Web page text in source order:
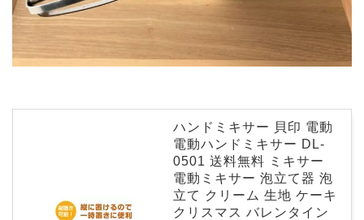
ハンドミキサー 貝印 電動
電動ハンドミキサー DL-
0501 送料無料 ミキサー
電動ミキサー 泡立て器 泡
立て クリーム 生地 ケーキ
クリスマス バレンタイン